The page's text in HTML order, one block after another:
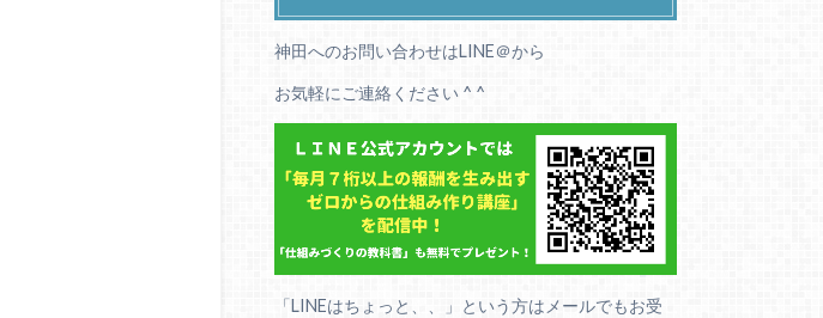
神田へのお問い合わせはLINE＠から
お気軽にご連絡ください ^ ^
「LINEはちょっと、、」という方はメールでもお受